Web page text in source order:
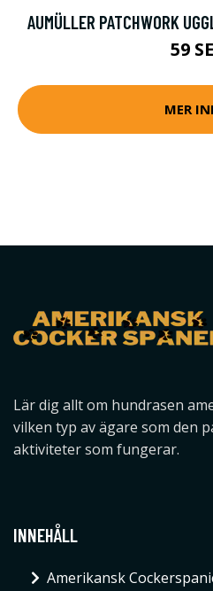
AUMÜLLER PATCHWORK
59
MER
Lär dig allt om hundrasen
vilken typ av ägare som den
aktiviteter som fungerar.
INNEHÅLL
Amerikansk